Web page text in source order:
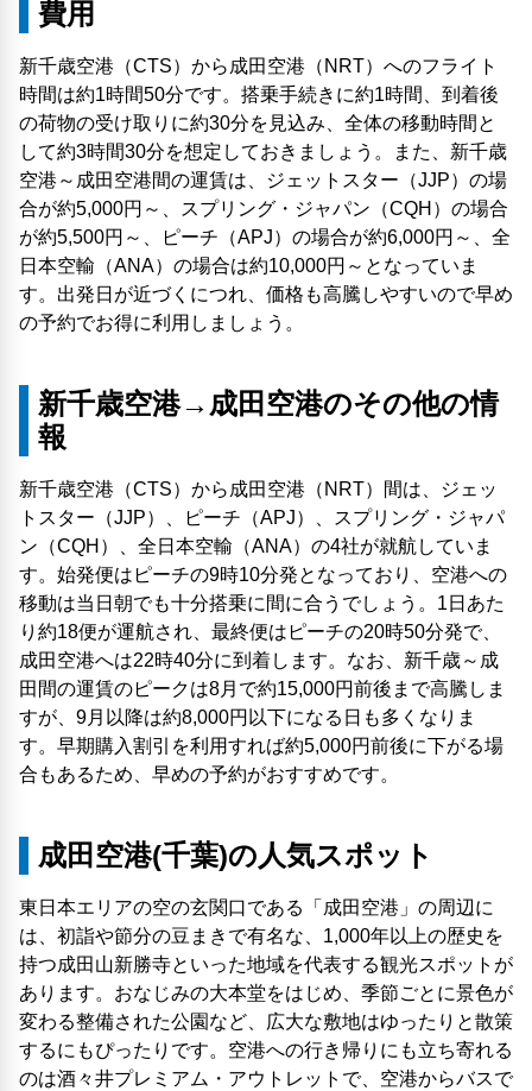
費用
新千歳空港（CTS）から成田空港（NRT）へのフライト
時間は約1時間50分です。搭乗手続きに約1時間、到着後
の荷物の受け取りに約30分を見込み、全体の移動時間と
して約3時間30分を想定しておきましょう。また、新千歳
空港～成田空港間の運賃は、ジェットスター（JJP）の場
合が約5,000円～、スプリング・ジャパン（CQH）の場合
が約5,500円～、ピーチ（APJ）の場合が約6,000円～、全
日本空輸（ANA）の場合は約10,000円～となっていま
す。出発日が近づくにつれ、価格も高騰しやすいので早め
の予約でお得に利用しましょう。
新千歳空港→成田空港のその他の情
報
新千歳空港（CTS）から成田空港（NRT）間は、ジェッ
トスター（JJP）、ピーチ（APJ）、スプリング・ジャパ
ン（CQH）、全日本空輸（ANA）の4社が就航していま
す。始発便はピーチの9時10分発となっており、空港への
移動は当日朝でも十分搭乗に間に合うでしょう。1日あた
り約18便が運航され、最終便はピーチの20時50分発で、
成田空港へは22時40分に到着します。なお、新千歳～成
田間の運賃のピークは8月で約15,000円前後まで高騰しま
すが、9月以降は約8,000円以下になる日も多くなりま
す。早期購入割引を利用すれば約5,000円前後に下がる場
合もあるため、早めの予約がおすすめです。
成田空港(千葉)の人気スポット
東日本エリアの空の玄関口である「成田空港」の周辺に
は、初詣や節分の豆まきで有名な、1,000年以上の歴史を
持つ成田山新勝寺といった地域を代表する観光スポットが
あります。おなじみの大本堂をはじめ、季節ごとに景色が
変わる整備された公園など、広大な敷地はゆったりと散策
するにもぴったりです。空港への行き帰りにも立ち寄れる
のは酒々井プレミアム・アウトレットで、空港からバスで